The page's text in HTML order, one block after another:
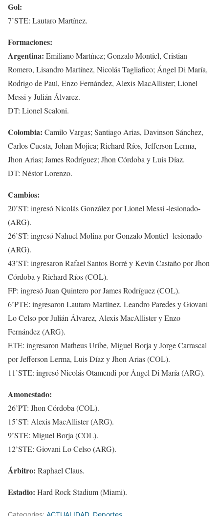
Gol:
7’STE: Lautaro Martínez.
Formaciones:
Argentina: Emiliano Martínez; Gonzalo Montiel, Cristian
Romero, Lisandro Martínez, Nicolás Tagliafico; Ángel Di María,
Rodrigo de Paul, Enzo Fernández, Alexis MacAllister; Lionel
Messi y Julián Álvarez.
DT: Lionel Scaloni.
Colombia: Camilo Vargas; Santiago Arias, Davinson Sánchez,
Carlos Cuesta, Johan Mojica; Richard Ríos, Jefferson Lerma,
Jhon Arias; James Rodríguez; Jhon Córdoba y Luis Díaz.
DT: Néstor Lorenzo.
Cambios:
20’ST: ingresó Nicolás González por Lionel Messi -lesionado-
(ARG).
26’ST: ingresó Nahuel Molina por Gonzalo Montiel -lesionado-
(ARG).
43’ST: ingresaron Rafael Santos Borré y Kevin Castaño por Jhon
Córdoba y Richard Ríos (COL).
FP: ingresó Juan Quintero por James Rodríguez (COL).
6’PTE: ingresaron Lautaro Martínez, Leandro Paredes y Giovani
Lo Celso por Julián Álvarez, Alexis MacAllister y Enzo
Fernández (ARG).
ETE: ingresaron Matheus Uribe, Miguel Borja y Jorge Carrascal
por Jefferson Lerma, Luis Díaz y Jhon Arias (COL).
11’STE: ingresó Nicolás Otamendi por Ángel Di María (ARG).
Amonestado:
26’PT: Jhon Córdoba (COL).
15’ST: Alexis MacAllister (ARG).
9’STE: Miguel Borja (COL).
12’STE: Giovani Lo Celso (ARG).
Árbitro: Raphael Claus.
Estadio: Hard Rock Stadium (Miami).
Categories: ACTUALIDAD, Deportes